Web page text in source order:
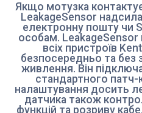
Якщо мотузка
LeakageSensor
електронну пошту чи
особам.
всіх пристроїв
безпосередньо та без
живлення. Він
стандартного
налаштування досить
датчика також
функцій та розриву